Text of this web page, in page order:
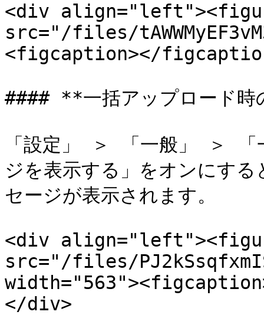
<div
src="/files/
<figcaption></
#### **一括アップロード時
「設定」 ＞ 「一般」 ＞ 「
ジを表示する」をオンにす
セージが表示されます。
<div
src="/files/
</div>